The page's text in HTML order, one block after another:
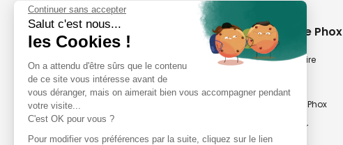
Phox
Spécialiste de l'image
Suivez-nous
Avis clients
8,2/10 Avis vérifiés
A propos de Phox
Notre savoir-faire
Nos magasins Phox
Notre newsletter
Continuer sans accepter
Salut c'est nous...
les Cookies !
On a attendu d'être sûrs que le contenu
de ce site vous intéresse avant de
vous déranger, mais on aimerait bien vous accompagner pendant
votre visite...
C'est OK pour vous ?
Pour modifier vos préférences par la suite, cliquez sur le lien